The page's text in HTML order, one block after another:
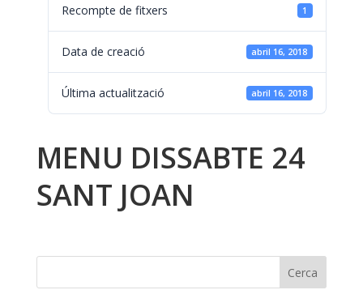
Recompte de fitxers 1
Data de creació abril 16, 2018
Última actualització abril 16, 2018
MENU DISSABTE 24
SANT JOAN